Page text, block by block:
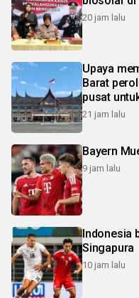
20 jam lalu
Upaya
Barat
pusat
21 jam lalu
Bayern
9 jam lalu
Indonesia
Singapura
10 jam lalu